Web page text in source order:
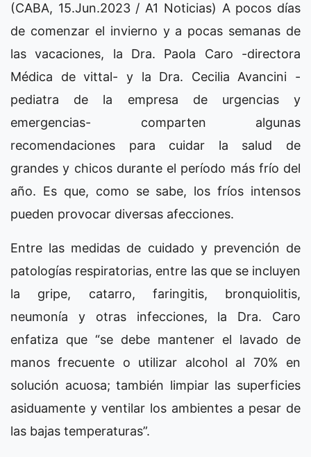
(CABA, 15.Jun.2023 / A1 Noticias) A pocos días
de comenzar el invierno y a pocas semanas de
las vacaciones, la Dra. Paola Caro -directora
Médica de vittal- y la Dra. Cecilia Avancini -
pediatra de la empresa de urgencias y
emergencias- comparten algunas
recomendaciones para cuidar la salud de
grandes y chicos durante el período más frío del
año. Es que, como se sabe, los fríos intensos
pueden provocar diversas afecciones.
Entre las medidas de cuidado y prevención de
patologías respiratorias, entre las que se incluyen
la gripe, catarro, faringitis, bronquiolitis,
neumonía y otras infecciones, la Dra. Caro
enfatiza que “se debe mantener el lavado de
manos frecuente o utilizar alcohol al 70% en
solución acuosa; también limpiar las superficies
asiduamente y ventilar los ambientes a pesar de
las bajas temperaturas”.